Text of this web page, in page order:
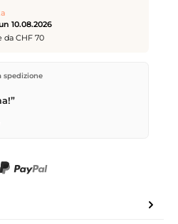
10.08.2026
da CHF 70
magazzino a Kriens, in
a partire da
spedizione